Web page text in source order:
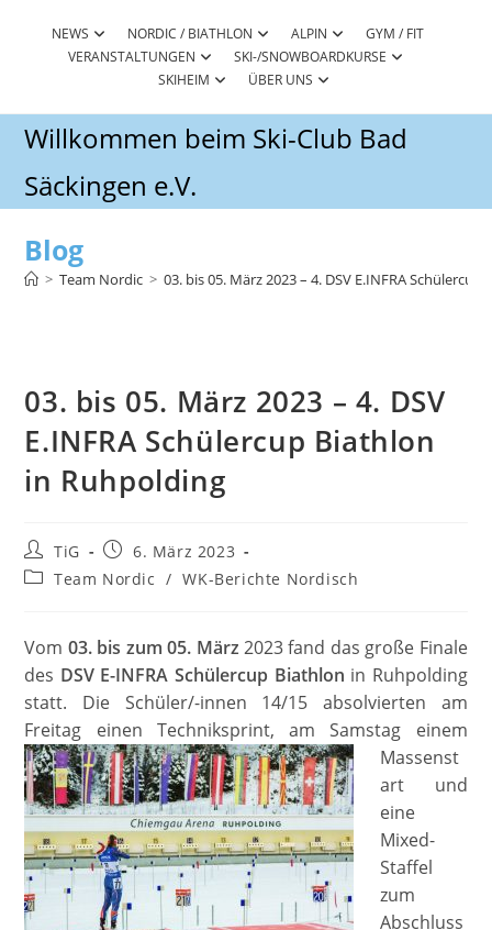
NEWS NORDIC / BIATHLON ALPIN
GYM / FIT
VERANSTALTUNGEN
SKI-/SNOWBOARDKURSE
SKIHEIM
ÜBER UNS
Willkommen beim Ski-Club Bad
Säckingen e.V.
Blog
> Team Nordic > 03. bis 05. März 2023 – 4. DSV E.INFRA
03. bis 05. März 2023 – 4. DSV
E.INFRA Schülercup Biathlon
in Ruhpolding
Beitrags-
Autor:
TiG
Beitrag
veröffentlicht:
6. März 2023
Beitrags-
Team Nordic / WK-Berichte Nordisch
Vom 03. bis zum 05. März 2023 fand das große Finale
des DSV E-INFRA Schülercup Biathlon in Ruhpolding
statt. Die Schüler/-innen 14/15 absolvierten am
Freitag einen Techniksprint, amSamstag einem
Massenst
art und
eine
Mixed-
Staffel
zum
Abschluss